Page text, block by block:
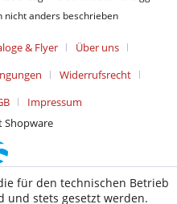
nicht anders beschrieben
& Flyer
Über uns
Widerrufsrecht
Impressum
Shopware
für den technischen Betrieb
und stets gesetzt werden.